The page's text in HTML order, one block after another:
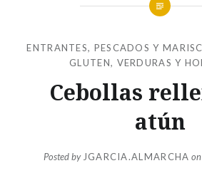
ENTRANTES, PESCADOS Y
GLUTEN, VERDURAS Y
Cebollas
atún
Posted by JGARCIA.ALMARCHA on